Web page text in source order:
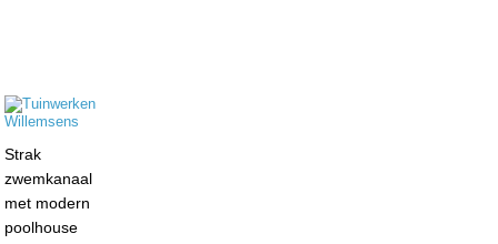
Strak
zwemkanaal
met modern
poolhouse